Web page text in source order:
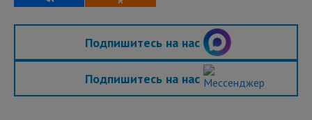
Подпишитесь на нас
Подпишитесь на нас